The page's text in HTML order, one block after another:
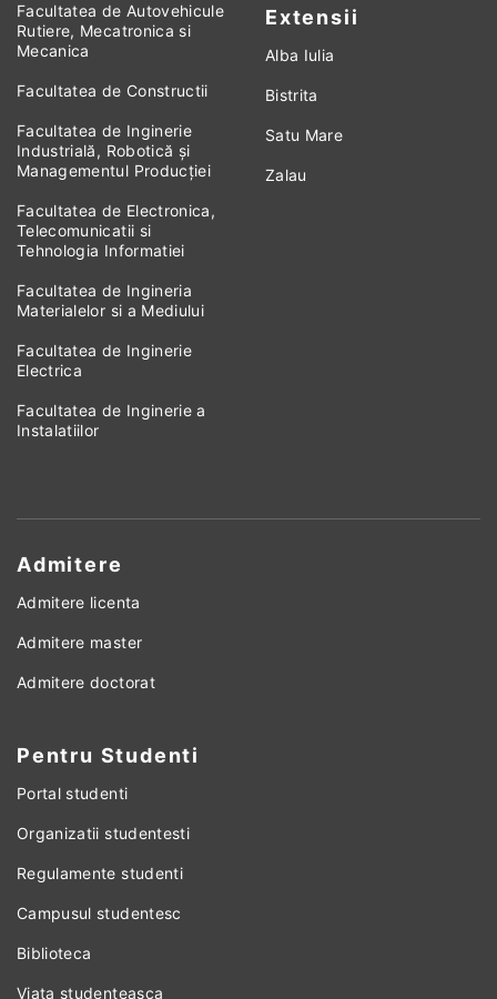
Facultatea de Autovehicule
Rutiere, Mecatronica si
Mecanica
Facultatea de Constructii
Facultatea de Inginerie
Industrială, Robotică și
Managementul Producției
Facultatea de Electronica,
Telecomunicatii si
Tehnologia Informatiei
Facultatea de Ingineria
Materialelor si a Mediului
Facultatea de Inginerie
Electrica
Facultatea de Inginerie a
Instalatiilor
Extensii
Alba Iulia
Bistrita
Satu Mare
Zalau
Admitere
Admitere licenta
Admitere master
Admitere doctorat
Pentru Studenti
Portal studenti
Organizatii studentesti
Regulamente studenti
Campusul studentesc
Biblioteca
Viata studenteasca